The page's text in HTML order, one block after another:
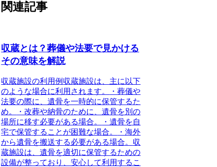
関連記事
収蔵とは？葬儀や法要で見かける
その意味を解説
収蔵施設の利用例 収蔵施設は、主に以下
のような場合に利用されます。
・葬儀や
法要の際に、遺骨を一時的に保管するた
め。
・改葬や納骨のために、遺骨を別の
場所に移す必要がある場合。
・遺骨を自
宅で保管することが困難な場合。
・海外
から遺骨を搬送する必要がある場合。 収
蔵施設は、遺骨を適切に保管するための
設備が整っており、安心して利用するこ